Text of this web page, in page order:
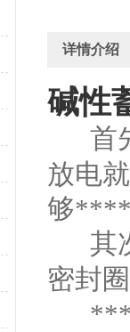
详情介绍
碱性
首
放电
够
其
密封
***